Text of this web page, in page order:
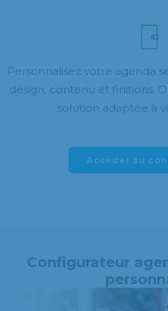
Personnalisez votre agenda
design, contenu et finitions.
solution adaptée à
Accéder au
Configurateur